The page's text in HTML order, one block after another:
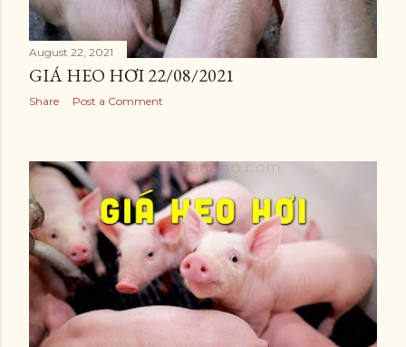
August 22, 2021
GIÁ HEO HƠI 22/08/2021
Share Post a Comment